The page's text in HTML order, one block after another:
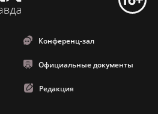
Конференц-зал
Официальные документы
Редакция